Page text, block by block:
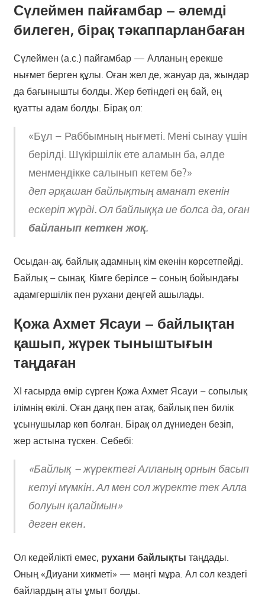
Сүлеймен пайғамбар – әлемді
билеген, бірақ тәкаппарланбаған
Сүлеймен (а.с.) пайғамбар — Алланың ерекше
нығмет берген құлы. Оған жел де, жануар да, жындар
да бағынышты болды. Жер бетіндегі ең бай, ең
қуатты адам болды. Бірақ ол:
«Бұл – Раббымның нығметі. Мені сынау үшін
берілді. Шүкіршілік ете аламын ба, әлде
менмендікке салынып кетем бе?»
деп әрқашан байлықтың аманат екенін
ескеріп жүрді. Ол байлыққа ие болса да, оған
байланып кеткен жоқ.
Осыдан-ақ, байлық адамның кім екенін көрсетпейді.
Байлық – сынақ. Кімге берілсе – соның бойындағы
адамгершілік пен рухани деңгей ашылады.
Қожа Ахмет Ясауи – байлықтан
қашып, жүрек тыныштығын
таңдаған
XI ғасырда өмір сүрген Қожа Ахмет Ясауи – сопылық
ілімнің өкілі. Оған даңқ пен атақ, байлық пен билік
ұсынушылар көп болған. Бірақ ол дүниеден безіп,
жер астына түскен. Себебі:
«Байлық – жүректегі Алланың орнын басып
кетуі мүмкін. Ал мен сол жүректе тек Алла
болуын қалаймын»
деген екен.
Ол кедейлікті емес, рухани байлықты таңдады.
Оның «Диуани хикметі» — мәңгі мұра. Ал сол кездегі
байлардың аты ұмыт болды.